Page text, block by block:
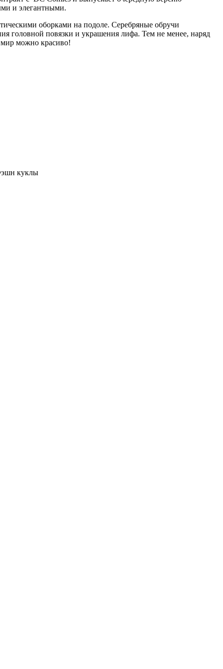
и элегантными.
оборками на подоле. Серебряные обручи
головной повязки и украшения лифа. Тем не менее, наряд
можно красиво!
куклы